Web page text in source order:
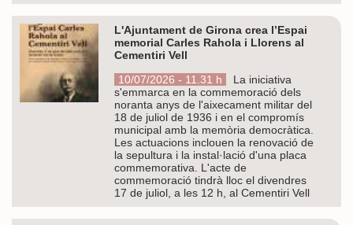
L'Ajuntament de Girona crea l’Espai
memorial Carles Rahola i Llorens al
Cementiri Vell
10/07/2026 - 11.31 h
La iniciativa
s'emmarca en la commemoració dels
noranta anys de l'aixecament militar del
18 de juliol de 1936 i en el compromís
municipal amb la memòria democràtica.
Les actuacions inclouen la renovació de
la sepultura i la instal·lació d'una placa
commemorativa. L'acte de
commemoració tindrà lloc el divendres
17 de juliol, a les 12 h, al Cementiri Vell